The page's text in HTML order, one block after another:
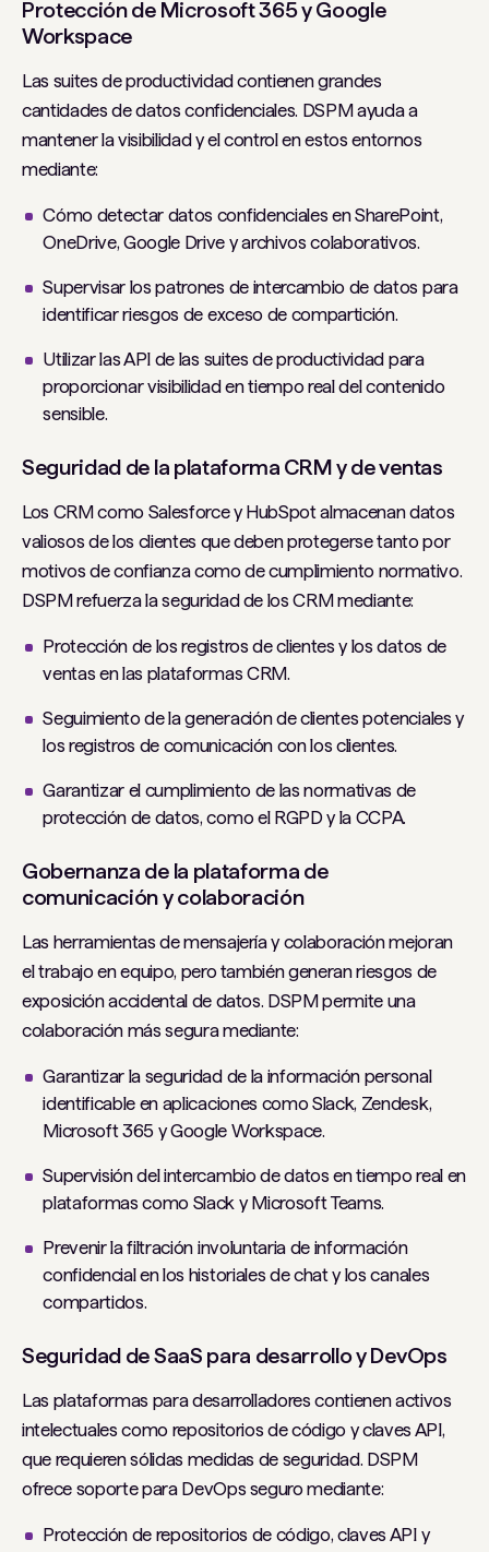
Protección de Microsoft 365 y Google
Workspace
Las suites de productividad contienen grandes
cantidades de datos confidenciales. DSPM ayuda a
mantener la visibilidad y el control en estos entornos
mediante:
Cómo detectar datos confidenciales en SharePoint,
OneDrive, Google Drive y archivos colaborativos.
Supervisar los patrones de intercambio de datos para
identificar riesgos de exceso de compartición.
Utilizar las API de las suites de productividad para
proporcionar visibilidad en tiempo real del contenido
sensible.
Seguridad de la plataforma CRM y de ventas
Los CRM como Salesforce y HubSpot almacenan datos
valiosos de los clientes que deben protegerse tanto por
motivos de confianza como de cumplimiento normativo.
DSPM refuerza la seguridad de los CRM mediante:
Protección de los registros de clientes y los datos de
ventas en las plataformas CRM.
Seguimiento de la generación de clientes potenciales y
los registros de comunicación con los clientes.
Garantizar el cumplimiento de las normativas de
protección de datos, como el RGPD y la CCPA.
Gobernanza de la plataforma de
comunicación y colaboración
Las herramientas de mensajería y colaboración mejoran
el trabajo en equipo, pero también generan riesgos de
exposición accidental de datos. DSPM permite una
colaboración más segura mediante:
Garantizar la seguridad de la información personal
identificable en aplicaciones como Slack, Zendesk,
Microsoft 365 y Google Workspace.
Supervisión del intercambio de datos en tiempo real en
plataformas como Slack y Microsoft Teams.
Prevenir la filtración involuntaria de información
confidencial en los historiales de chat y los canales
compartidos.
Seguridad de SaaS para desarrollo y DevOps
Las plataformas para desarrolladores contienen activos
intelectuales como repositorios de código y claves API,
que requieren sólidas medidas de seguridad. DSPM
ofrece soporte para DevOps seguro mediante:
Protección de repositorios de código, claves API y